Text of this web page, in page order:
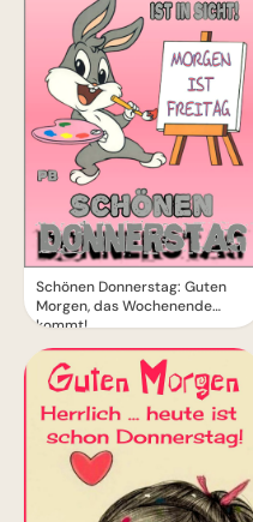
Schönen Donnerstag: Guten
Morgen, das Wochenende
kommt!